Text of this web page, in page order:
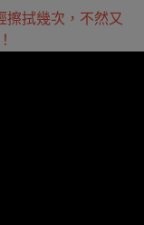
擦拭幾次，不然又